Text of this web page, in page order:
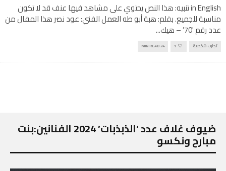
in English تنبيه: هذا النص يحتوي على مشاهد فيها عنف قد لا تكون
مناسبة للجميع. بقلم: هبة أبو طه العمل الفني: عود نصر هذا المقال من
عدد رقم '70’ – هيك ...
تجارب شخصية 1
24 MIN READ
ضيوف غلاف عدد ‘الذبذبات’ 2024 الفنانين:بنت
مبارح ونكسو